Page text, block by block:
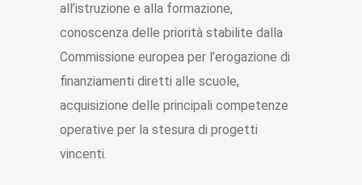
all’istruzione e alla formazione,
conoscenza delle priorità stabilite dalla
Commissione europea per l’erogazione di
finanziamenti diretti alle scuole,
acquisizione delle principali competenze
operative per la stesura di progetti
vincenti.